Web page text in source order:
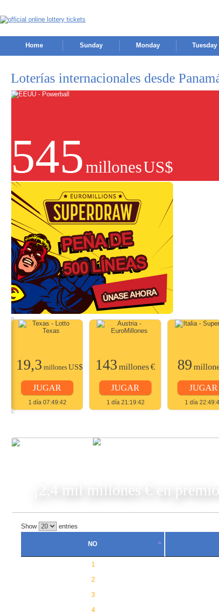
Home Sunday Monday Tuesday
Loterías internacionales desde
545millonesUS$
19,3 millones US$
JUGAR
1 día 07:49:42
143 millones€
JUGAR
1 día 21:19:42
89
JUGAR
1 día
¡2,4 mil millones € en
Show entries
NO
1
2
3
4